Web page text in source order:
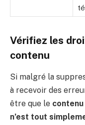
Vérifiez les
contenu
Si malgré la
à recevoir des
être que le
n’est tout